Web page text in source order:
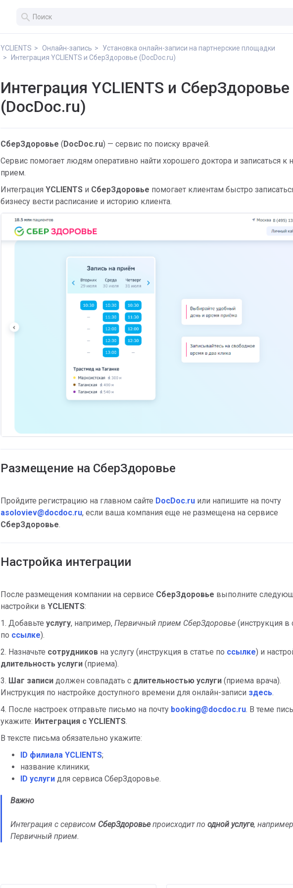
search
YCLIENTS Онлайн-запись
Установка онлайн-записи на партнерские площадки
Интеграция YCLIENTS и СберЗдоровье (DocDoc.ru)
Интеграция YCLIENTS и СберЗдоровье
(DocDoc.ru)
СберЗдоровье (DocDoc.ru) — сервис по поиску врачей.
Сервис помогает людям оперативно найти хорошего доктора и записаться к
прием.
Интеграция YCLIENTS и СберЗдоровье помогает клиентам быстро
бизнесу вести расписание и историю клиента.
Размещение на СберЗдоровье
Пройдите регистрацию на главном сайте DocDoc.ru или напишите на почту
asoloviev@docdoc.ru, если ваша компания еще не размещена на сервисе
СберЗдоровье.
Настройка интеграции
После размещения компании на сервисе СберЗдоровье выполните
настройки в YCLIENTS:
1. Добавьте услугу, например, Первичный прием СберЗдоровье (инструкция в
по ссылке).
2. Назначьте сотрудников на услугу (инструкция в статье по ссылке) и
длительность услуги (приема).
3. Шаг записи должен совпадать с длительностью услуги (приема врача).
Инструкция по настройке доступного времени для онлайн-записи здесь.
4. После настроек отправьте письмо на почту booking@docdoc.ru. В теме
укажите: Интеграция с YCLIENTS.
В тексте письма обязательно укажите:
ID филиала YCLIENTS;
название клиники;
ID услуги для сервиса СберЗдоровье.
Важно
Интеграция с сервисом СберЗдоровьепроисходит по одной услуге,
Первичный прием.